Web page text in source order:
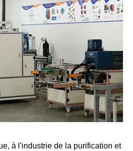
à l'industrie de la purification et